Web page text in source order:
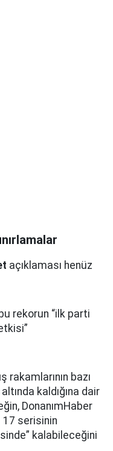
açıklaması henüz
rekorun “ilk parti
rakamlarının bazı
kaldığına dair
DonanımHaber
17 serisinin
kalabileceğini